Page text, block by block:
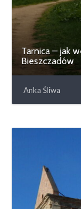
Tarnica – jak
Bieszczadów
Anka Śliwa